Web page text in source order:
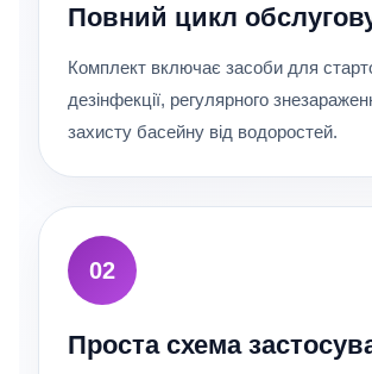
Повний цикл
Комплект включає засоби для
дезінфекції, регулярного
захисту басейну від водоростей.
02
Проста схема